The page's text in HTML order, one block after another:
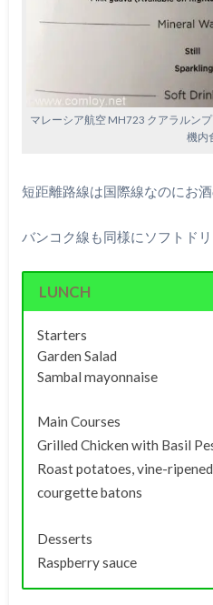
マレーシア航空 MH723 クアラルン
機内
短距離路線は国際線なのにお酒
バンコク線も同様にソフトドリ
LUNCH
Starters
Garden Salad
Sambal mayonnaise
Main Courses
Grilled Chicken with Basil
Roast potatoes, vine-
courgette batons
Desserts
Raspberry sauce